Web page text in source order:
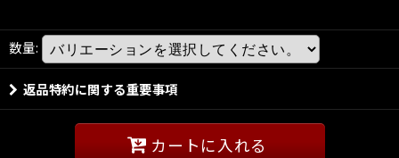
数量:
返品特約に関する重要事項
カートに入れる